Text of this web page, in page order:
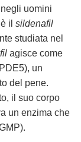
uomini
il sildenafil
studiata nel
agisce come
un
del pene.
il suo corpo
un enzima che